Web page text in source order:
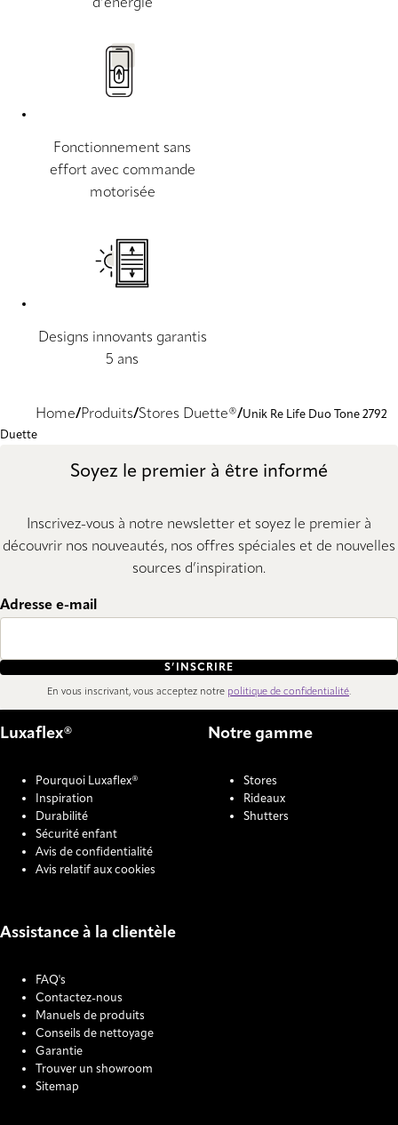
d’énergie
Fonctionnement sans
effort avec commande
motorisée
Designs innovants garantis
5 ans
Home Produits Stores Duette®
Unik Re Life Duo Tone 2792
Duette
Soyez le premier à être informé
Inscrivez-vous à notre newsletter et soyez le premier à
découvrir nos nouveautés, nos offres spéciales et de nouvelles
sources d’inspiration.
Adresse e-mail
S’INSCRIRE
En vous inscrivant, vous acceptez notre politique de confidentialité.
Luxaflex®
Pourquoi Luxaflex®
Inspiration
Durabilité
Sécurité enfant
Avis de confidentialité
Avis relatif aux cookies
Notre gamme
Stores
Rideaux
Shutters
Assistance à la clientèle
FAQ's
Contactez-nous
Manuels de produits
Conseils de nettoyage
Garantie
Trouver un showroom
Sitemap